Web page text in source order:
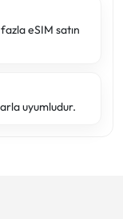
eSIM satın
uyumludur.